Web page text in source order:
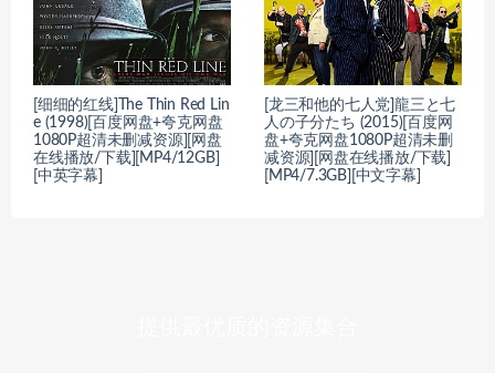
[细细的红线]The Thin Red Lin
e (1998)[百度网盘+夸克网盘
1080P超清未删减资源][网盘
在线播放/下载][MP4/12GB]
[中英字幕]
[龙三和他的七人党]龍三と七
人の子分たち (2015)[百度网
盘+夸克网盘1080P超清未删
减资源][网盘在线播放/下载]
[MP4/7.3GB][中文字幕]